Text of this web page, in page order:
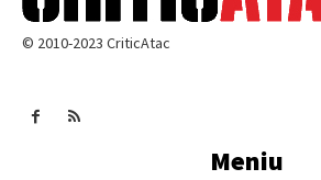
© 2010-2023 CriticAtac
Meniu